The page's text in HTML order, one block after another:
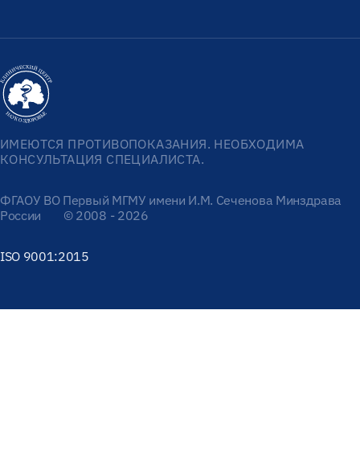
ИМЕЮТСЯ ПРОТИВОПОКАЗАНИЯ. НЕОБХОДИМА
КОНСУЛЬТАЦИЯ СПЕЦИАЛИСТА.
ФГАОУ ВО Первый МГМУ имени И.М. Сеченова Минздрава
России
© 2008 - 2026
ISO 9001:2015